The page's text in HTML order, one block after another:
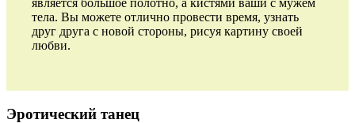
является большое полотно, а кистями ваши с мужем
тела. Вы можете отлично провести время, узнать
друг друга с новой стороны, рисуя картину своей
любви.
Эротический танец